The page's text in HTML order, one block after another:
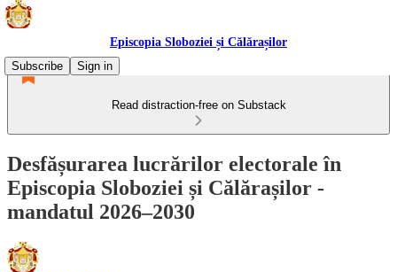
Episcopia Sloboziei și Călărașilor
Subscribe
Sign in
Read distraction-free on Substack
Desfășurarea lucrărilor electorale în
Episcopia Sloboziei și Călărașilor -
mandatul 2026–2030